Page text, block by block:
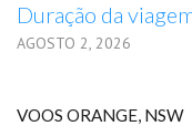
Duração da
AGOSTO 2, 2026
VOOS ORANGE, NSW